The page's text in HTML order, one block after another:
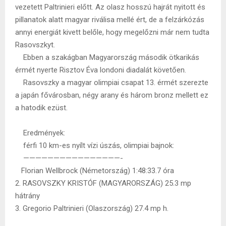
vezetett Paltrinieri előtt. Az olasz hosszú hajrát nyitott és
pillanatok alatt magyar riválisa mellé ért, de a felzárkózás
annyi energiát kivett belőle, hogy megelőzni már nem tudta
Rasovszkyt.
Ebben a szakágban Magyarország második ötkarikás
érmét nyerte Risztov Éva londoni diadalát követően.
Rasovszky a magyar olimpiai csapat 13. érmét szerezte
a japán fővárosban, négy arany és három bronz mellett ez
a hatodik ezüst.
Eredmények:
férfi 10 km-es nyílt vízi úszás, olimpiai bajnok:
————————————————-
Florian Wellbrock (Németország) 1:48:33.7 óra
2. RASOVSZKY KRISTÓF (MAGYARORSZÁG) 25.3 mp
hátrány
3. Gregorio Paltrinieri (Olaszország) 27.4 mp h.